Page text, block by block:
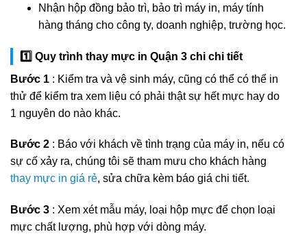
Nhận hộp đồng bảo trì, bảo trì máy in, máy tính
hàng tháng cho công ty, doanh nghiệp, trường học.
1️⃣ Quy trình thay mực in Quận 3 chi chi tiết
Bước 1 : Kiểm tra và vệ sinh máy, cũng có thể có thể in
thử để kiểm tra xem liệu có phải thật sự hết mực hay do
1 nguyên do nào khác.
Bước 2 : Báo với khách về tình trạng của máy in, nếu có
sự cố xảy ra, chúng tôi sẽ tham mưu cho khách hàng
thay mực in giá rẻ, sửa chữa kèm báo giá chi tiết.
Bước 3 : Xem xét mẫu máy, loại hộp mực để chọn loại
mực chất lượng, phù hợp với dòng máy.